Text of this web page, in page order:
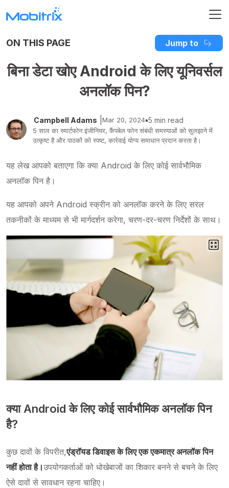
ON THIS PAGE Jump to
बिना डेटा खोए Android के लिए यूनिवर्सल
अनलॉक पिन?
Campbell Adams Mar 20, 2024•5 min read
5 साल का स्मार्टफोन इंजीनियर, कैंपबेल फोन संबंधी समस्याओं को सुलझाने में
उत्कृष्ट है और पाठकों को स्पष्ट, कार्रवाई योग्य समाधान प्रदान करता है।
यह लेख आपको बताएगा कि क्या Android के लिए कोई सार्वभौमिक
अनलॉक पिन है।
यह आपको अपने Android स्क्रीन को अनलॉक करने के लिए सरल
तकनीकों के माध्यम से भी मार्गदर्शन करेगा, चरण-दर-चरण निर्देशों के साथ।
क्या Android के लिए कोई सार्वभौमिक अनलॉक पिन
है?
कुछ दावों के विपरीत,एंड्रॉयड डिवाइस के लिए एक एकमात्र अनलॉक पिन
नहीं होता है।उपयोगकर्ताओं को धोखेबाजों का शिकार बनने से बचने के लिए
ऐसे दावों से सावधान रहना चाहिए।